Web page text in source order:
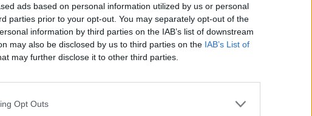
ads based on personal information utilized by us or personal
parties prior to your opt-out. You may separately opt-out of the
information by third parties on the IAB’s list of downstream
may also be disclosed by us to third parties on the IAB’s List of
may further disclose it to other third parties.
Opt Outs